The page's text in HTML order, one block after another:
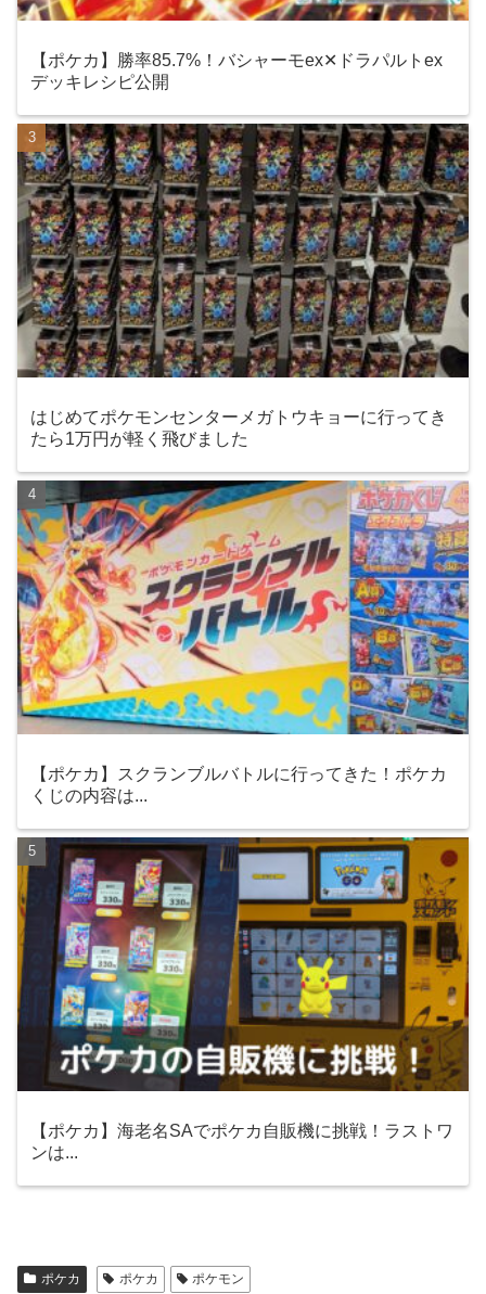
【ポケカ】勝率85.7%！バシャーモex✕ドラパルトex
デッキレシピ公開
はじめてポケモンセンターメガトウキョーに行ってき
たら1万円が軽く飛びました
【ポケカ】スクランブルバトルに行ってきた！ポケカ
くじの内容は...
【ポケカ】海老名SAでポケカ自販機に挑戦！ラストワ
ンは...
ポケカ ポケカ ポケモン